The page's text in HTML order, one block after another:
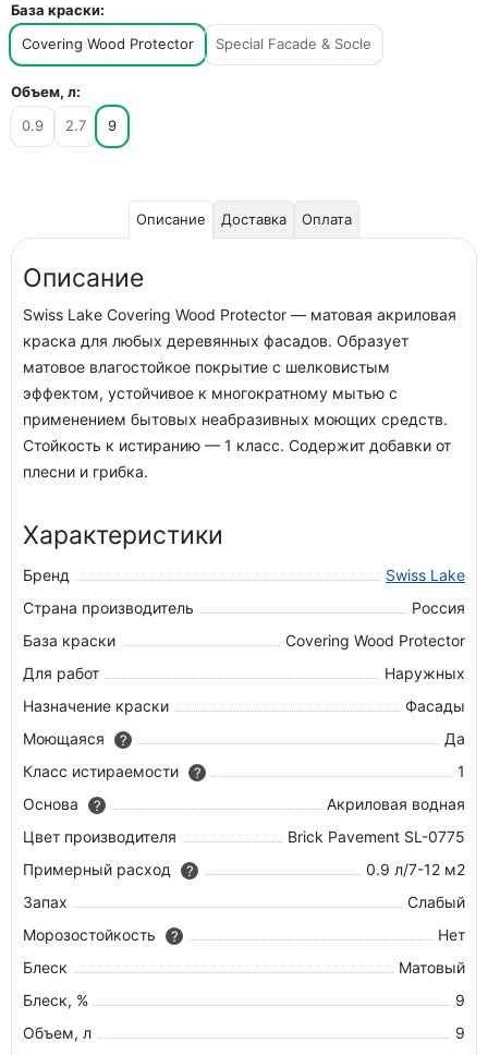
База краски:
Covering Wood Protector
Special Facade & Socle
Объем, л:
0.9
2.7 9
Описание Доставка Оплата
Описание
Swiss Lake Covering Wood Protector — матовая акриловая
краска для любых деревянных фасадов. Образует
матовое влагостойкое покрытие с шелковистым
эффектом, устойчивое к многократному мытью с
применением бытовых неабразивных моющих средств.
Стойкость к истиранию — 1 класс. Содержит добавки от
плесни и грибка.
Характеристики
Бренд
Swiss Lake
Страна производитель
Россия
База краски
Covering Wood Protector
Для работ
Наружных
Назначение краски
Фасады
Моющаяся
?
Да
Класс истираемости
?
1
Основа
?
Акриловая водная
Цвет производителя
Brick Pavement SL-0775
Примерный расход
?
0.9 л/7-12 м2
Запах
Слабый
Морозостойкость
?
Нет
Блеск
Матовый
Блеск, %
9
Объем, л
9